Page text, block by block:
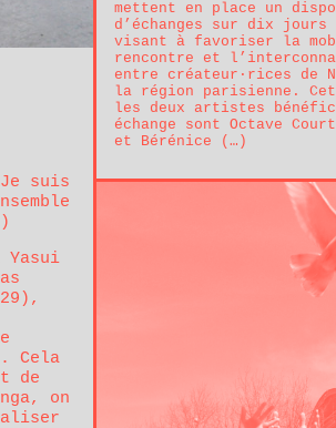
suis
Yasui
Cela
de
on
mettent en place un
d’échanges sur dix
visant à favoriser la
rencontre et
entre créateur·rices de
la région parisienne.
les deux artistes
échange sont Octave
et Bérénice (…)